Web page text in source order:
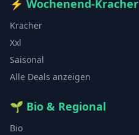
⚡ Wochenend-Kracher
Kracher
Xxl
Saisonal
Alle Deals anzeigen
🌱 Bio & Regional
Bio